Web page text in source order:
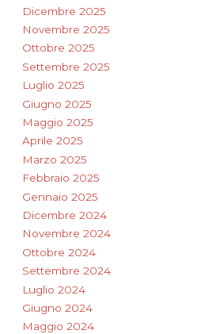
Dicembre 2025
Novembre 2025
Ottobre 2025
Settembre 2025
Luglio 2025
Giugno 2025
Maggio 2025
Aprile 2025
Marzo 2025
Febbraio 2025
Gennaio 2025
Dicembre 2024
Novembre 2024
Ottobre 2024
Settembre 2024
Luglio 2024
Giugno 2024
Maggio 2024